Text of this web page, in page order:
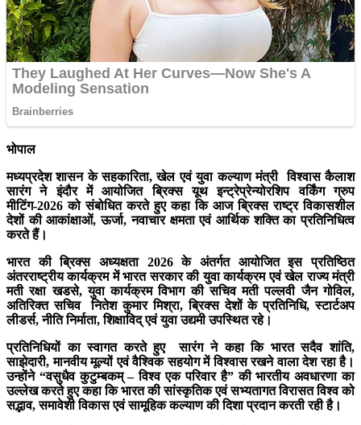
भोपाल
मध्यप्रदेश शासन के सहकारिता, खेल एवं युवा कल्याण मंत्री विश्वास कैलाश
सारंग ने इंदौर में आयोजित ब्रिक्स यूथ इन्ट्रेप्रेन्योरशिप वर्किंग ग्रुप
मीटिंग-2026 को संबोधित करते हुए कहा कि आज ब्रिक्स राष्ट्र विकासशील
देशों की आकांक्षाओं, ऊर्जा, नवाचार क्षमता एवं आर्थिक शक्ति का प्रतिनिधित्व
करते हैं।
भारत की ब्रिक्स अध्यक्षता 2026 के अंतर्गत आयोजित इस प्रतिष्ठित
अंतरराष्ट्रीय कार्यक्रम में भारत सरकार की युवा कार्यक्रम एवं खेल राज्य मंत्री
मती रक्षा खडसे, युवा कार्यक्रम विभाग की सचिव मती पल्लवी जैन गोविल,
अतिरिक्त सचिव नितेश कुमार मिश्रा, ब्रिक्स देशों के प्रतिनिधि, स्टार्टअप
लीडर्स, नीति निर्माता, शिक्षाविद् एवं युवा उद्यमी उपस्थित रहे।
प्रतिनिधियों का स्वागत करते हुए सारंग ने कहा कि भारत सदैव शांति,
साझेदारी, मानवीय मूल्यों एवं वैश्विक सहयोग में विश्वास रखने वाला देश रहा है।
उन्होंने “वसुधैव कुटुम्बकम् – विश्व एक परिवार है” की भारतीय अवधारणा का
उल्लेख करते हुए कहा कि भारत की सांस्कृतिक एवं सभ्यतागत विरासत विश्व को
सद्भाव, समावेशी विकास एवं सामूहिक कल्याण की दिशा प्रदान करती रही है।